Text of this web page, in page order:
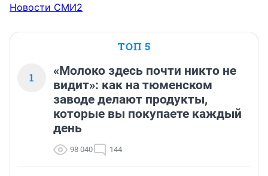
Новости СМИ2
ТОП 5
1
«Молоко здесь почти никто не
видит»: как на тюменском
заводе делают продукты,
которые вы покупаете каждый
день
98 040 144